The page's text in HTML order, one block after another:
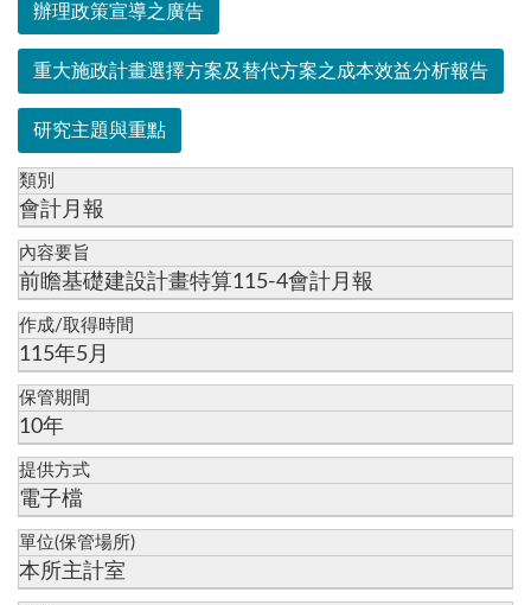
辦理政策宣導之廣告
重大施政計畫選擇方案及替代方案之成本效益分析報告
研究主題與重點
類別
會計月報
內容要旨
前瞻基礎建設計畫特算115-4會計月報
作成/取得時間
115年5月
保管期間
10年
提供方式
電子檔
單位(保管場所)
本所主計室